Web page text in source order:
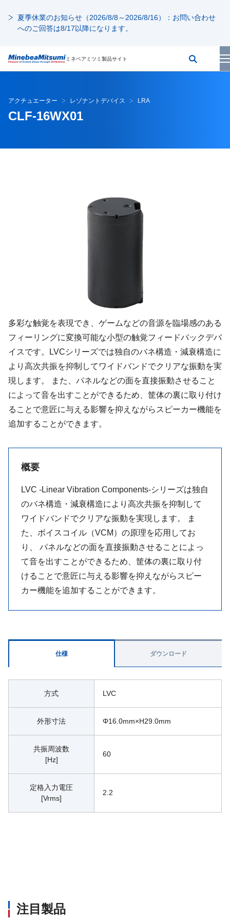
夏季休業のお知らせ（2026/8/8～2026/8/16）：お問い合わせ
へのご回答は8/17以降になります。
ミネベアミツミ製品サイト
アクチュエーター レゾナントデバイス LRA
CLF-16WX01
多彩な触覚を表現でき、ゲームなどの音源を臨場感のある
フィーリングに変換可能な小型の触覚フィードバックデバ
イスです。LVCシリーズでは独自のバネ構造・減衰構造に
より高次共振を抑制してワイドバンドでクリアな振動を実
現します。 また、パネルなどの面を直接振動させること
によって音を出すことができるため、筐体の裏に取り付け
ることで意匠に与える影響を抑えながらスピーカー機能を
追加することができます。
概要
LVC -Linear Vibration Components-シリーズは独自
のバネ構造・減衰構造により高次共振を抑制して
ワイドバンドでクリアな振動を実現します。 ま
た、ボイスコイル（VCM）の原理を応用してお
り、 パネルなどの面を直接振動させることによっ
て音を出すことができるため、筐体の裏に取り付
けることで意匠に与える影響を抑えながらスピー
カー機能を追加することができます。
仕様
方式 LVC
外形寸法 Φ16.0mm×H29.0mm
共振周波数
[Hz]
60
定格入力電圧
[Vrms]
2.2
ダウンロード
注目製品